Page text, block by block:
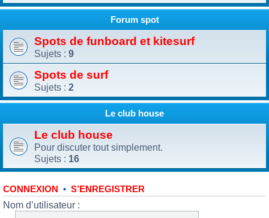
Forum spot
Spots de funboard et kitesurf
Sujets : 9
Spots de surf
Sujets : 2
Le club house
Le club house
Pour discuter tout simplement.
Sujets : 16
CONNEXION • S’ENREGISTRER
Nom d’utilisateur :